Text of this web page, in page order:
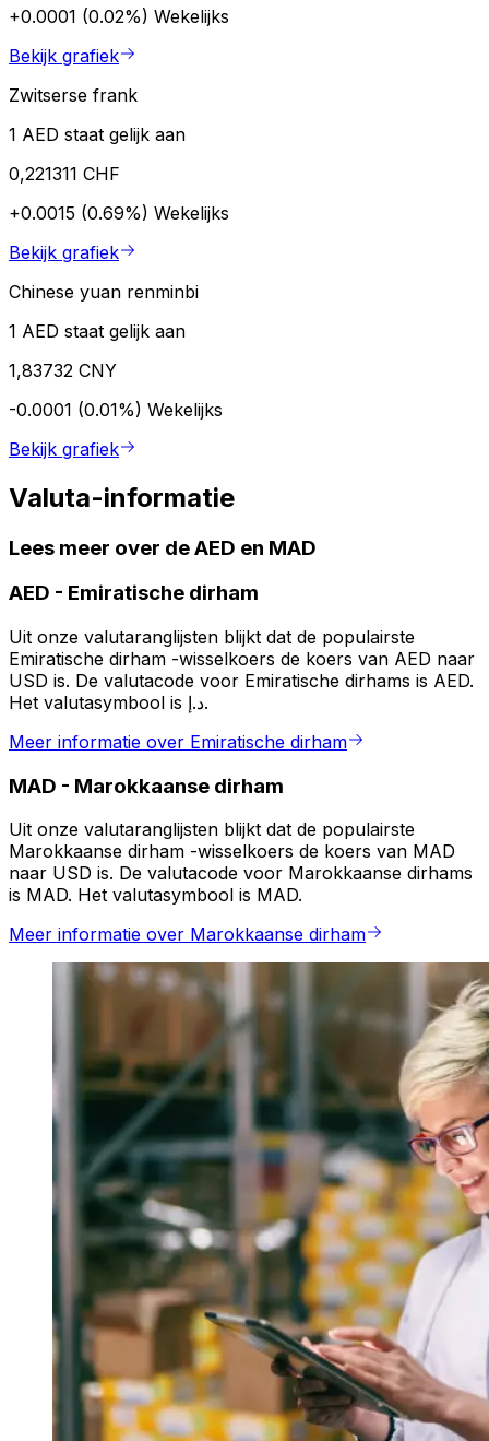
+0.0001 (0.02%) Wekelijks
Bekijk grafiek
Zwitserse frank
1 AED staat gelijk aan
0,221311 CHF
+0.0015 (0.69%) Wekelijks
Bekijk grafiek
Chinese yuan renminbi
1 AED staat gelijk aan
1,83732 CNY
-0.0001 (0.01%) Wekelijks
Bekijk grafiek
Valuta-informatie
Lees meer over de AED en MAD
AED - Emiratische dirham
Uit onze valutaranglijsten blijkt dat de populairste
Emiratische dirham -wisselkoers de koers van AED naar
USD is. De valutacode voor Emiratische dirhams is AED.
Het valutasymbool is د.إ.
Meer informatie over Emiratische dirham
MAD - Marokkaanse dirham
Uit onze valutaranglijsten blijkt dat de populairste
Marokkaanse dirham -wisselkoers de koers van MAD
naar USD is. De valutacode voor Marokkaanse dirhams
is MAD. Het valutasymbool is MAD.
Meer informatie over Marokkaanse dirham